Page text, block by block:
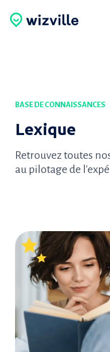
BASE DE CONNAISSANCES
Lexique
Retrouvez toutes
au pilotage de